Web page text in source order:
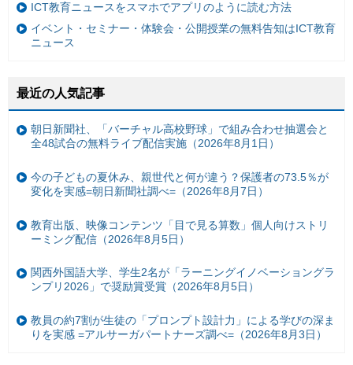
ICT教育ニュースをスマホでアプリのように読む方法
イベント・セミナー・体験会・公開授業の無料告知はICT教育
ニュース
最近の人気記事
朝日新聞社、「バーチャル高校野球」で組み合わせ抽選会と
全48試合の無料ライブ配信実施（2026年8月1日）
今の子どもの夏休み、親世代と何が違う？保護者の73.5％が
変化を実感=朝日新聞社調べ=（2026年8月7日）
教育出版、映像コンテンツ「目で見る算数」個人向けストリ
ーミング配信（2026年8月5日）
関西外国語大学、学生2名が「ラーニングイノベーショングラ
ンプリ2026」で奨励賞受賞（2026年8月5日）
教員の約7割が生徒の「プロンプト設計力」による学びの深ま
りを実感 =アルサーガパートナーズ調べ=（2026年8月3日）